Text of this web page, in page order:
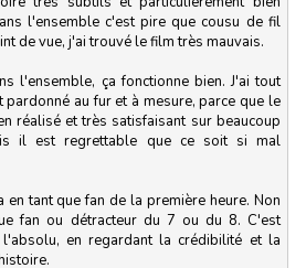
l'ensemble c'est pire que cousu de fil
de vue, j'ai trouvé le film très mauvais.
l'ensemble, ça fonctionne bien. J'ai tout
pardonné au fur et à mesure, parce que le
réalisé et très satisfaisant sur beaucoup
il est regrettable que ce soit si mal
en tant que fan de la première heure. Non
fan ou détracteur du 7 ou du 8. C'est
en regardant la crédibilité et la